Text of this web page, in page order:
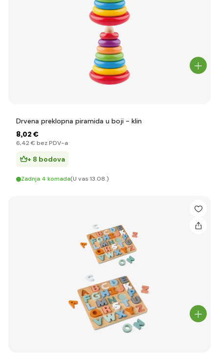
Drvena preklopna piramida u boji - klin
8,02 €
6,42 € bez PDV-a
+ 8 bodova
Zadnja 4 komada(U vas 13.08.)